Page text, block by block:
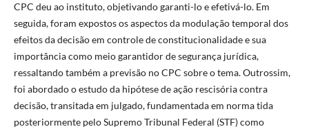
CPC deu ao instituto, objetivando garanti-lo e efetivá-lo. Em
seguida, foram expostos os aspectos da modulação temporal dos
efeitos da decisão em controle de constitucionalidade e sua
importância como meio garantidor de segurança jurídica,
ressaltando também a previsão no CPC sobre o tema. Outrossim,
foi abordado o estudo da hipótese de ação rescisória contra
decisão, transitada em julgado, fundamentada em norma tida
posteriormente pelo Supremo Tribunal Federal (STF) como